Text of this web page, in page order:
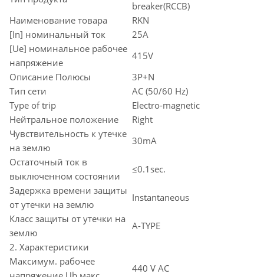
breaker(RCCB)
Наименование товара
RKN
[In] номинальный ток
25A
[Ue] номинальное рабочее
напряжение
415V
Описание Полюсы
3P+N
Тип сети
AC (50/60 Hz)
Type of trip
Electro-magnetic
Нейтральное положение
Right
Чувствительность к утечке
на землю
30mA
Остаточный ток в
выключенном состоянии
≤0.1sec.
Задержка времени защиты
от утечки на землю
Instantaneous
Класс защиты от утечки на
землю
A-TYPE
2. Характеристики
Максимум. рабочее
440 V AC